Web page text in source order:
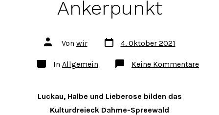
Ankerpunkt
Autor
des
Von wir
Datum
des
4. Oktober 2021
Kategorien
In Allgemein Keine Kommentarezu
Luckau, Halbe und Lieberose bilden das
Kulturdreieck Dahme-Spreewald